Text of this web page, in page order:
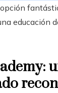
opción
educación